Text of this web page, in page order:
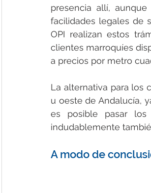
presencia allí,
facilidades legales de
OPI realizan estos
clientes marroquíes
a precios por metro
La alternativa para los
u oeste de Andalucía,
es posible pasar
indudablemente
A modo de